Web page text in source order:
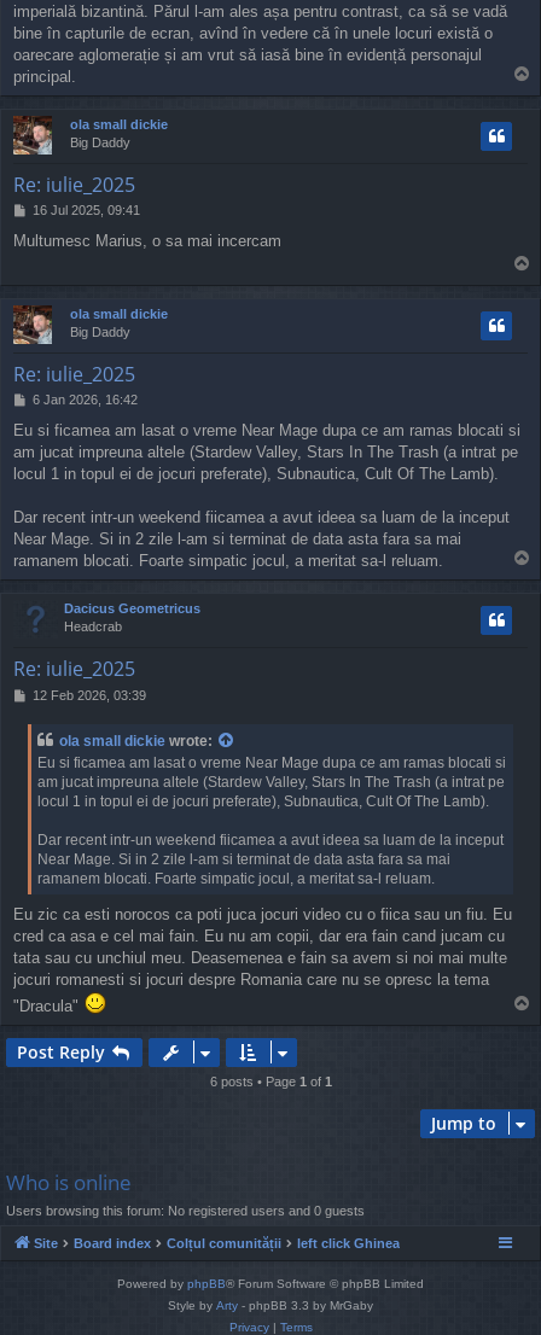
imperială bizantină. Părul l-am ales așa pentru contrast, ca să se vadă
bine în capturile de ecran, avînd în vedere că în unele locuri există o
oarecare aglomerație și am vrut să iasă bine în evidență personajul
principal.
o
ola small dickie
Big Daddy
Re: iulie_2025
P
s
16 Jul 2025, 09:41
Multumesc Marius, o sa mai incercam
ola small dickie
Big Daddy
Re: iulie_2025
P
s
t
6 Jan 2026, 16:42
Eu si ficamea am lasat o vreme Near Mage dupa ce am ramas blocati si
am jucat impreuna altele (Stardew Valley, Stars In The Trash (a intrat pe
locul 1 in topul ei de jocuri preferate), Subnautica, Cult Of The Lamb).
Dar recent intr-un weekend fiicamea a avut ideea sa luam de la inceput
Near Mage. Si in 2 zile l-am si terminat de data asta fara sa mai
ramanem blocati. Foarte simpatic jocul, a meritat sa-l reluam.
o
Dacicus Geometricus
Headcrab
Re: iulie_2025
P12 Feb 2026, 03:39
ola small dickie wrote:
Eu si ficamea am lasat o vreme Near Mage dupa ce am ramas blocati si
am jucat impreuna altele (Stardew Valley, Stars In The Trash (a intrat pe
locul 1 in topul ei de jocuri preferate), Subnautica, Cult Of The Lamb).
Dar recent intr-un weekend fiicamea a avut ideea sa luam de la inceput
Near Mage. Si in 2 zile l-am si terminat de data asta fara sa mai
ramanem blocati. Foarte simpatic jocul, a meritat sa-l reluam.
Eu zic ca esti norocos ca poti juca jocuri video cu o fiica sau un fiu. Eu
cred ca asa e cel mai fain. Eu nu am copii, dar era fain cand jucam cu
tata sau cu unchiul meu. Deasemenea e fain sa avem si noi mai multe
jocuri romanesti si jocuri despre Romania care nu se opresc la tema
"Dracula"
Post Reply
6 posts • Page 1 of 1
Jump to
Who is online
Users browsing this forum: No registered users and 0 guests
Site Board index Colțul comunității left click Ghinea
Powered by phpBB® Forum Software © phpBB Limited
Style by Arty - phpBB 3.3 by MrGaby
Privacy| Terms